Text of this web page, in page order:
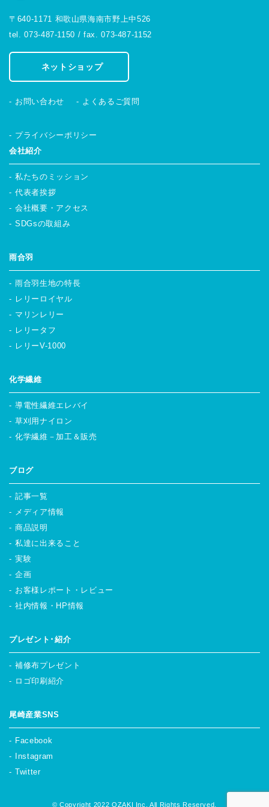
〒640-1171 和歌山県海南市野上中526
tel. 073-487-1150 / fax. 073-487-1152
ネットショップ
お問い合わせ よくあるご質問
プライバシーポリシー
会社紹介
私たちのミッション
代表者挨拶
会社概要・アクセス
SDGsの取組み
雨合羽
雨合羽生地の特長
レリーロイヤル
マリンレリー
レリータフ
レリーV-1000
化学繊維
導電性繊維エレバイ
草刈用ナイロン
化学繊維－加工＆販売
ブログ
記事一覧
メディア情報
商品説明
私達に出来ること
実験
企画
お客様レポート・レビュー
社内情報・HP情報
プレゼント･紹介
補修布プレゼント
ロゴ印刷紹介
尾崎産業SNS
Facebook
Instagram
Twitter
© Copyright 2022 OZAKI Inc. All Rights Reserved.